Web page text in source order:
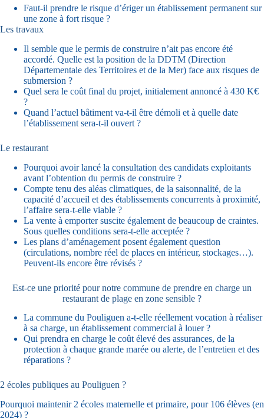
Faut-il prendre le risque d’ériger un établissement permanent sur
une zone à fort risque ?
Les travaux
Il semble que le permis de construire n’ait pas encore été
accordé. Quelle est la position de la DDTM (Direction
Départementale des Territoires et de la Mer) face aux risques de
submersion ?
Quel sera le coût final du projet, initialement annoncé à 430 K€
?
Quand l’actuel bâtiment va-t-il être démoli et à quelle date
l’établissement sera-t-il ouvert ?
Le restaurant
Pourquoi avoir lancé la consultation des candidats exploitants
avant l’obtention du permis de construire ?
Compte tenu des aléas climatiques, de la saisonnalité, de la
capacité d’accueil et des établissements concurrents à proximité,
l’affaire sera-t-elle viable ?
La vente à emporter suscite également de beaucoup de craintes.
Sous quelles conditions sera-t-elle acceptée ?
Les plans d’aménagement posent également question
(circulations, nombre réel de places en intérieur, stockages…).
Peuvent-ils encore être révisés ?
Est-ce une priorité pour notre commune de prendre en charge un
restaurant de plage en zone sensible ?
La commune du Pouliguen a-t-elle réellement vocation à réaliser
à sa charge, un établissement commercial à louer ?
Qui prendra en charge le coût élevé des assurances, de la
protection à chaque grande marée ou alerte, de l’entretien et des
réparations ?
2 écoles publiques au Pouliguen ?
Pourquoi maintenir 2 écoles maternelle et primaire, pour 106 élèves (en
2024) ?